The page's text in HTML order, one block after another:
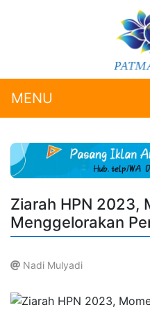
MENU
Ziarah HPN 2023,
Menggelorakan
Nadi Mulyadi